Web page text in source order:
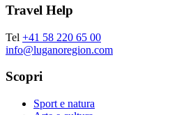
Travel Help
Tel +41 58 220 65 00
info@luganoregion.com
Scopri
Sport e natura